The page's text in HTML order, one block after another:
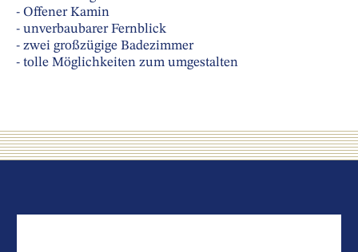
- Offener Kamin
- unverbaubarer Fernblick
- zwei großzügige Badezimmer
- tolle Möglichkeiten zum umgestalten